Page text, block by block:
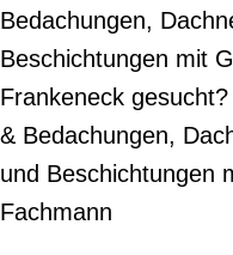
Bedachungen,
Beschichtungen mit
Frankeneck
& Bedachungen,
und Beschichtungen
Fachmann